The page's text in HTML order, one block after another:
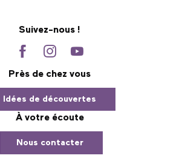
Suivez-nous !
Près de chez vous
Idées de découvertes
À votre écoute
Nous contacter